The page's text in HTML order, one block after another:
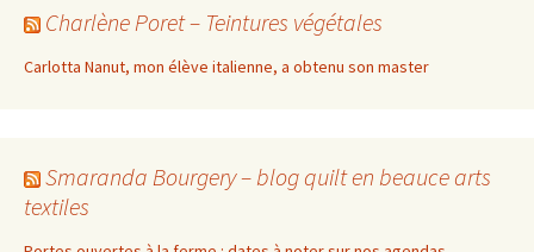
Charlène Poret – Teintures végétales
Carlotta Nanut, mon élève italienne, a obtenu son master
Smaranda Bourgery – blog quilt en beauce arts
textiles